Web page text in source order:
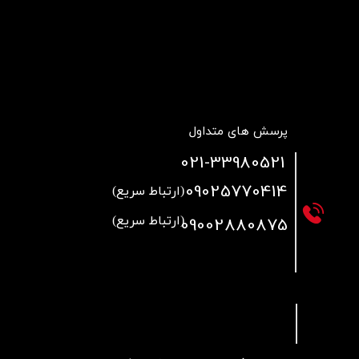
پرسش های متداول
021-33980521
09025770414(ارتباط سریع)
09002880875(ارتباط سریع)